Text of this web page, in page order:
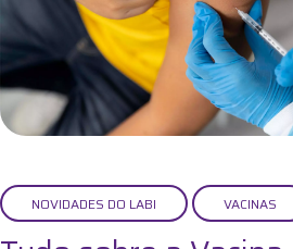
NOVIDADES DO LABI VACINAS